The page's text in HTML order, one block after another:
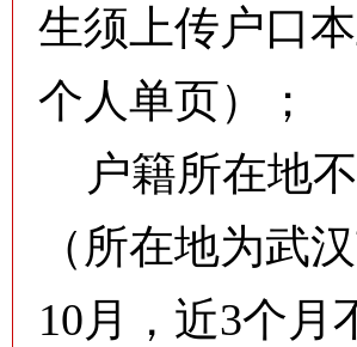
生须上传户口
个人单页）；
户籍所在地
（所在地为武
10月，近3个